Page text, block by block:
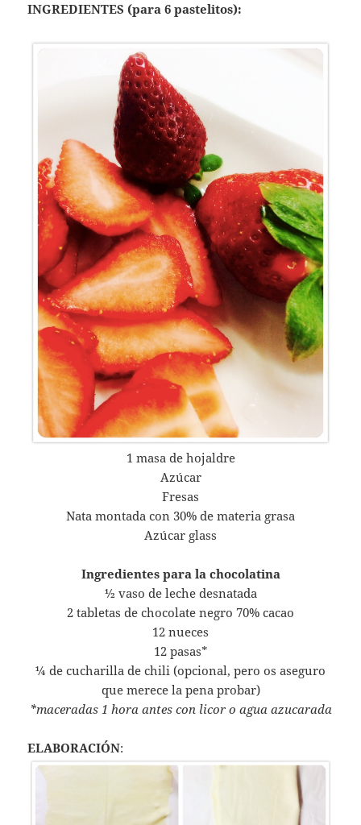
INGREDIENTES (para 6 pastelitos):
1 masa de hojaldre
Azúcar
Fresas
Nata montada con 30% de materia grasa
Azúcar glass
Ingredientes para la chocolatina
½ vaso de leche desnatada
2 tabletas de chocolate negro 70% cacao
12 nueces
12 pasas*
¼ de cucharilla de chili (opcional, pero os aseguro
que merece la pena probar)
*maceradas 1 hora antes con licor o agua azucarada
ELABORACIÓN: